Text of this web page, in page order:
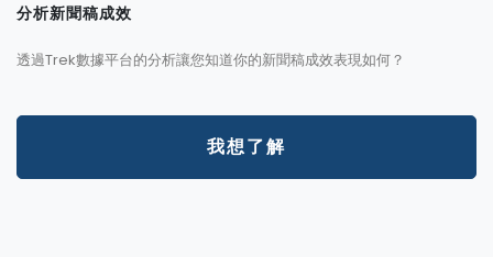
分析新聞稿成效
透過Trek數據平台的分析讓您知道你的新聞稿成效表現如何？
我想了解